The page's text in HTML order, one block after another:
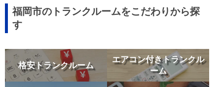
福岡市のトランクルームをこだわりから探
す
格安トランクルーム
エアコン付きトランクル
ーム